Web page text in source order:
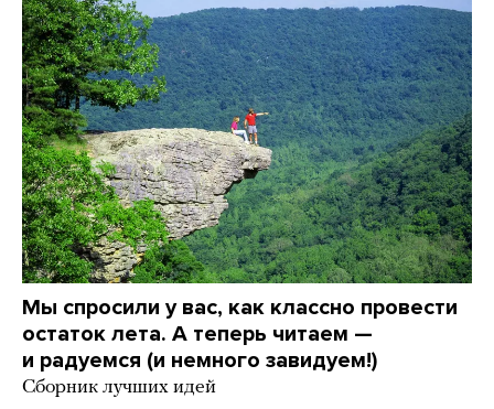
Мы спросили у вас, как классно провести
остаток лета. А теперь читаем —
и радуемся (и немного завидуем!)
Сборник лучших идей